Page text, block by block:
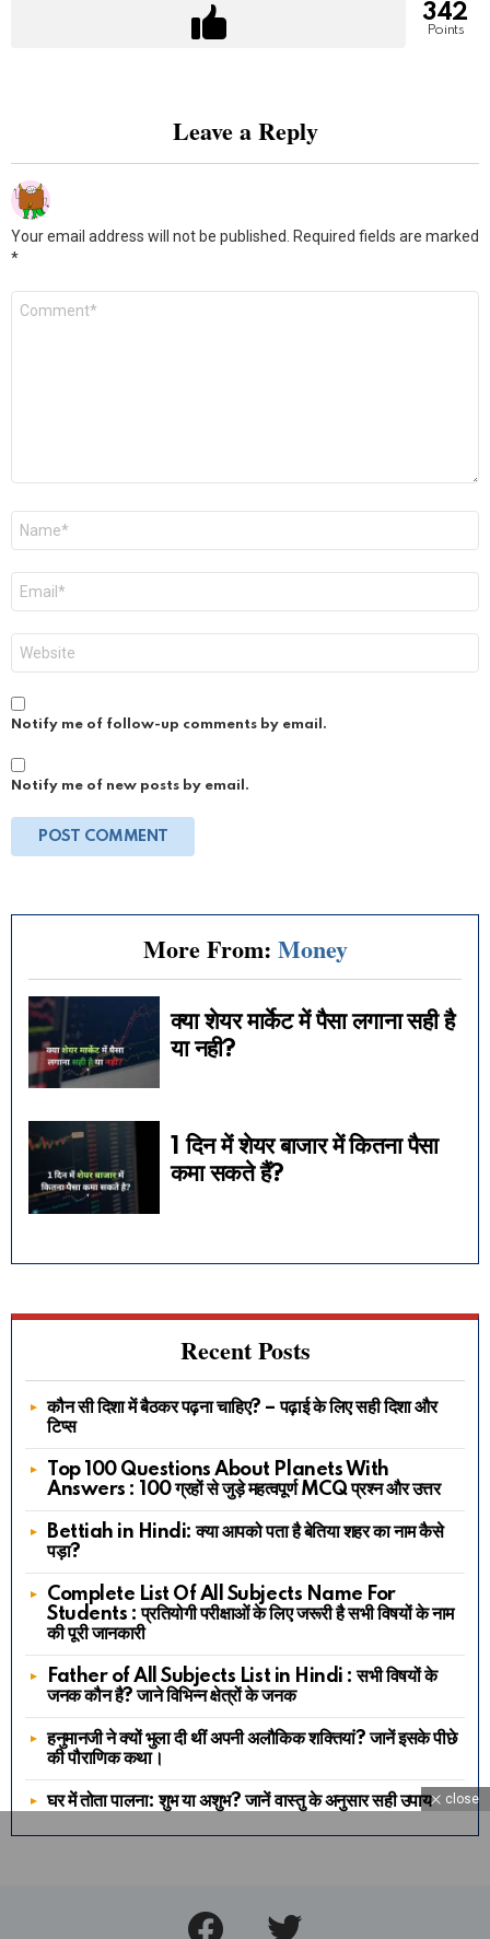
342
Points
Leave a Reply
Your email address will not be published.
Required fields are marked
*
Notify me of follow-up comments by email.
Notify me of new posts by email.
More From: Money
क्या शेयर मार्केट में पैसा लगाना सही है
या नही?
1 दिन में शेयर बाजार में कितना पैसा
कमा सकते हैं?
Recent Posts
कौन सी दिशा में बैठकर पढ़ना चाहिए? – पढ़ाई के लिए सही दिशा और
टिप्स
Top 100 Questions About Planets With
Answers : 100 ग्रहों से जुड़े महत्वपूर्ण MCQ प्रश्न और उत्तर
Bettiah in Hindi: क्या आपको पता है बेतिया शहर का नाम कैसे
पड़ा?
Complete List Of All Subjects Name For
Students : प्रतियोगी परीक्षाओं के लिए जरूरी है सभी विषयों के नाम
की पूरी जानकारी
Father of All Subjects List in Hindi : सभी विषयों के
जनक कौन है? जाने विभिन्न क्षेत्रों के जनक
हनुमानजी ने क्यों भुला दी थीं अपनी अलौकिक शक्तियां? जानें इसके पीछे
की पौराणिक कथा।
घर में तोता पालना: शुभ या अशुभ? जानें वास्तु के अनुसार सही उपाय
Facebook Twitter
close